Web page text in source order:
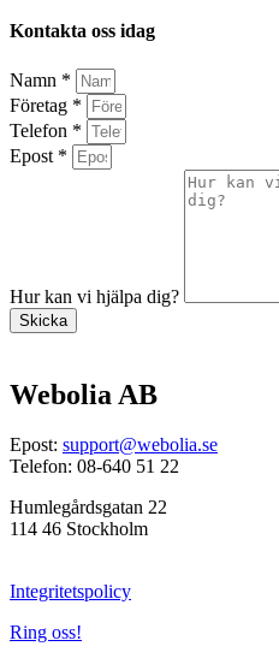
Kontakta oss idag
Namn *
Företag *
Telefon *
Epost *
Hur kan vi hjälpa dig?
Skicka
Webolia AB
Epost: support@webolia.se
Telefon: 08-640 51 22
Humlegårdsgatan 22
114 46 Stockholm
Integritetspolicy
Ring oss!